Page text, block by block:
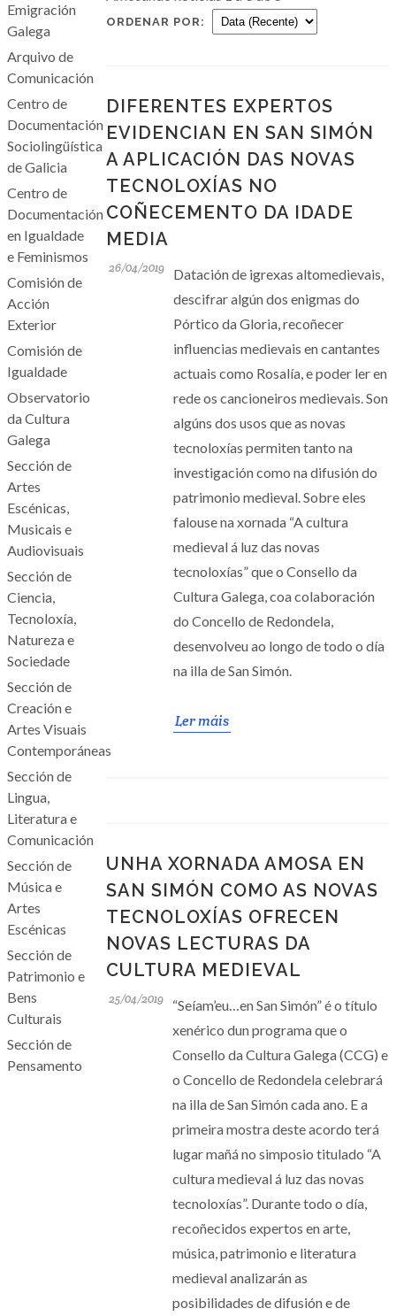
Emigración
Galega
Arquivo de
Comunicación
Centro de
Documentación
Sociolingüística
de Galicia
Centro de
Documentación
en Igualdade
e Feminismos
Comisión de
Acción
Exterior
Comisión de
Igualdade
Observatorio
da Cultura
Galega
Sección de
Artes
Escénicas,
Musicais e
Audiovisuais
Sección de
Ciencia,
Tecnoloxía,
Natureza e
Sociedade
Sección de
Creación e
Artes Visuais
Contemporáneas
Sección de
Lingua,
Literatura e
Comunicación
Sección de
Música e
Artes
Escénicas
Sección de
Patrimonio e
Bens
Culturais
Sección de
Pensamento
ORDENAR POR:
DIFERENTES EXPERTOS
EVIDENCIAN EN SAN SIMÓN
A APLICACIÓN DAS NOVAS
TECNOLOXÍAS NO
COÑECEMENTO DA IDADE
MEDIA
26/04/2019
Datación de igrexas altomedievais,
descifrar algún dos enigmas do
Pórtico da Gloria, recoñecer
influencias medievais en cantantes
actuais como Rosalía, e poder ler en
rede os cancioneiros medievais. Son
algúns dos usos que as novas
tecnoloxías permiten tanto na
investigación como na difusión do
patrimonio medieval. Sobre eles
falouse na xornada “A cultura
medieval á luz das novas
tecnoloxías” que o Consello da
Cultura Galega, coa colaboración
do Concello de Redondela,
desenvolveu ao longo de todo o día
na illa de San Simón.
Ler máis
UNHA XORNADA AMOSA EN
SAN SIMÓN COMO AS NOVAS
TECNOLOXÍAS OFRECEN
NOVAS LECTURAS DA
CULTURA MEDIEVAL
25/04/2019
“Seíam’eu…en San Simón” é o título
xenérico dun programa que o
Consello da Cultura Galega (CCG) e
o Concello de Redondela celebrará
na illa de San Simón cada ano. E a
primeira mostra deste acordo terá
lugar mañá no simposio titulado “A
cultura medieval á luz das novas
tecnoloxías”. Durante todo o día,
recoñecidos expertos en arte,
música, patrimonio e literatura
medieval analizarán as
posibilidades de difusión e de